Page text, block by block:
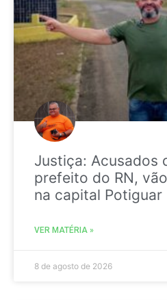
Justiça: Acusados
prefeito do RN,
na capital Potiguar
VER MATÉRIA »
8 de agosto de 2026